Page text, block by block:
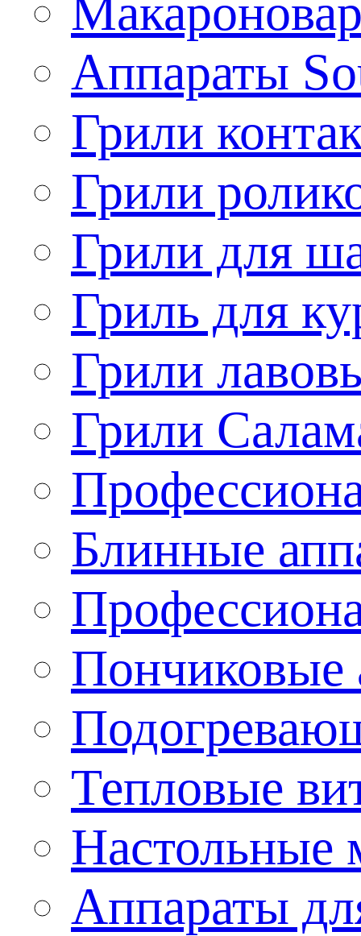
Аппараты
Грили
Грили
Грили для
Гриль для
Грили
Грили
Блинные
Пончиковые
Тепловые
Настольные
Аппараты